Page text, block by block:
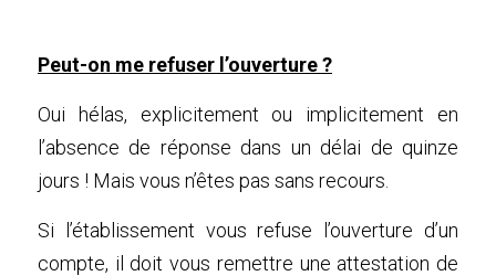
Peut-on me refuser l’ouverture ?
Oui hélas, explicitement ou implicitement en
l’absence de réponse dans un délai de quinze
jours ! Mais vous n’êtes pas sans recours.
Si l’établissement vous refuse l’ouverture d’un
compte, il doit vous remettre une attestation de